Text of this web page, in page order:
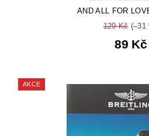
AND ALL FOR
129 Kč(–31
89 Kč
AKCE